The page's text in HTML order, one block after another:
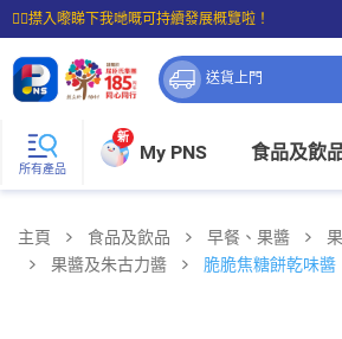
☝🏼㩒入嚟睇下我哋嘅可持續發展概覽啦！
⭐購物滿$399即享免費送貨；滿$100即可免費店取。
送貨上門
所有產品
新
My PNS 食品及飲
主頁 食品及飲品 早餐、果醬
果醬及朱古力醬
脆脆焦糖餅乾味醬